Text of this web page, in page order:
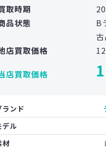
取時期
品状態
B
古
店買取価格
店買取価格
ランド
デル
材